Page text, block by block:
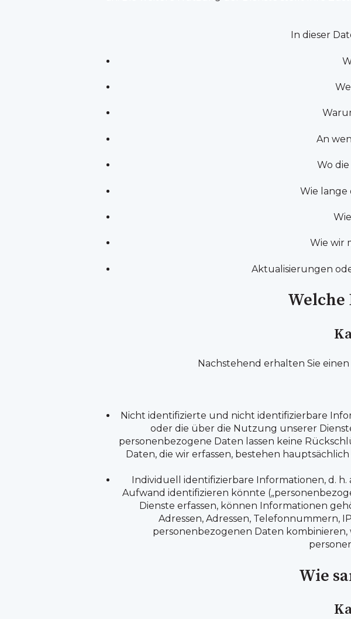
In dieser
An
Wo
Wie lange
Wie wir
Aktualisierungen
Welche
Nachstehend erhalten Sie
Nicht identifizierte und nicht identifizierbare
oder die über die Nutzung unserer
personenbezogene Daten lassen keine
Daten, die wir erfassen, bestehen
Individuell identifizierbare Informationen, d.
Aufwand identifizieren könnte
Dienste erfassen, können Informationen
Adressen, Adressen, Telefonnummern,
personenbezogenen Daten kombinieren,
Wie